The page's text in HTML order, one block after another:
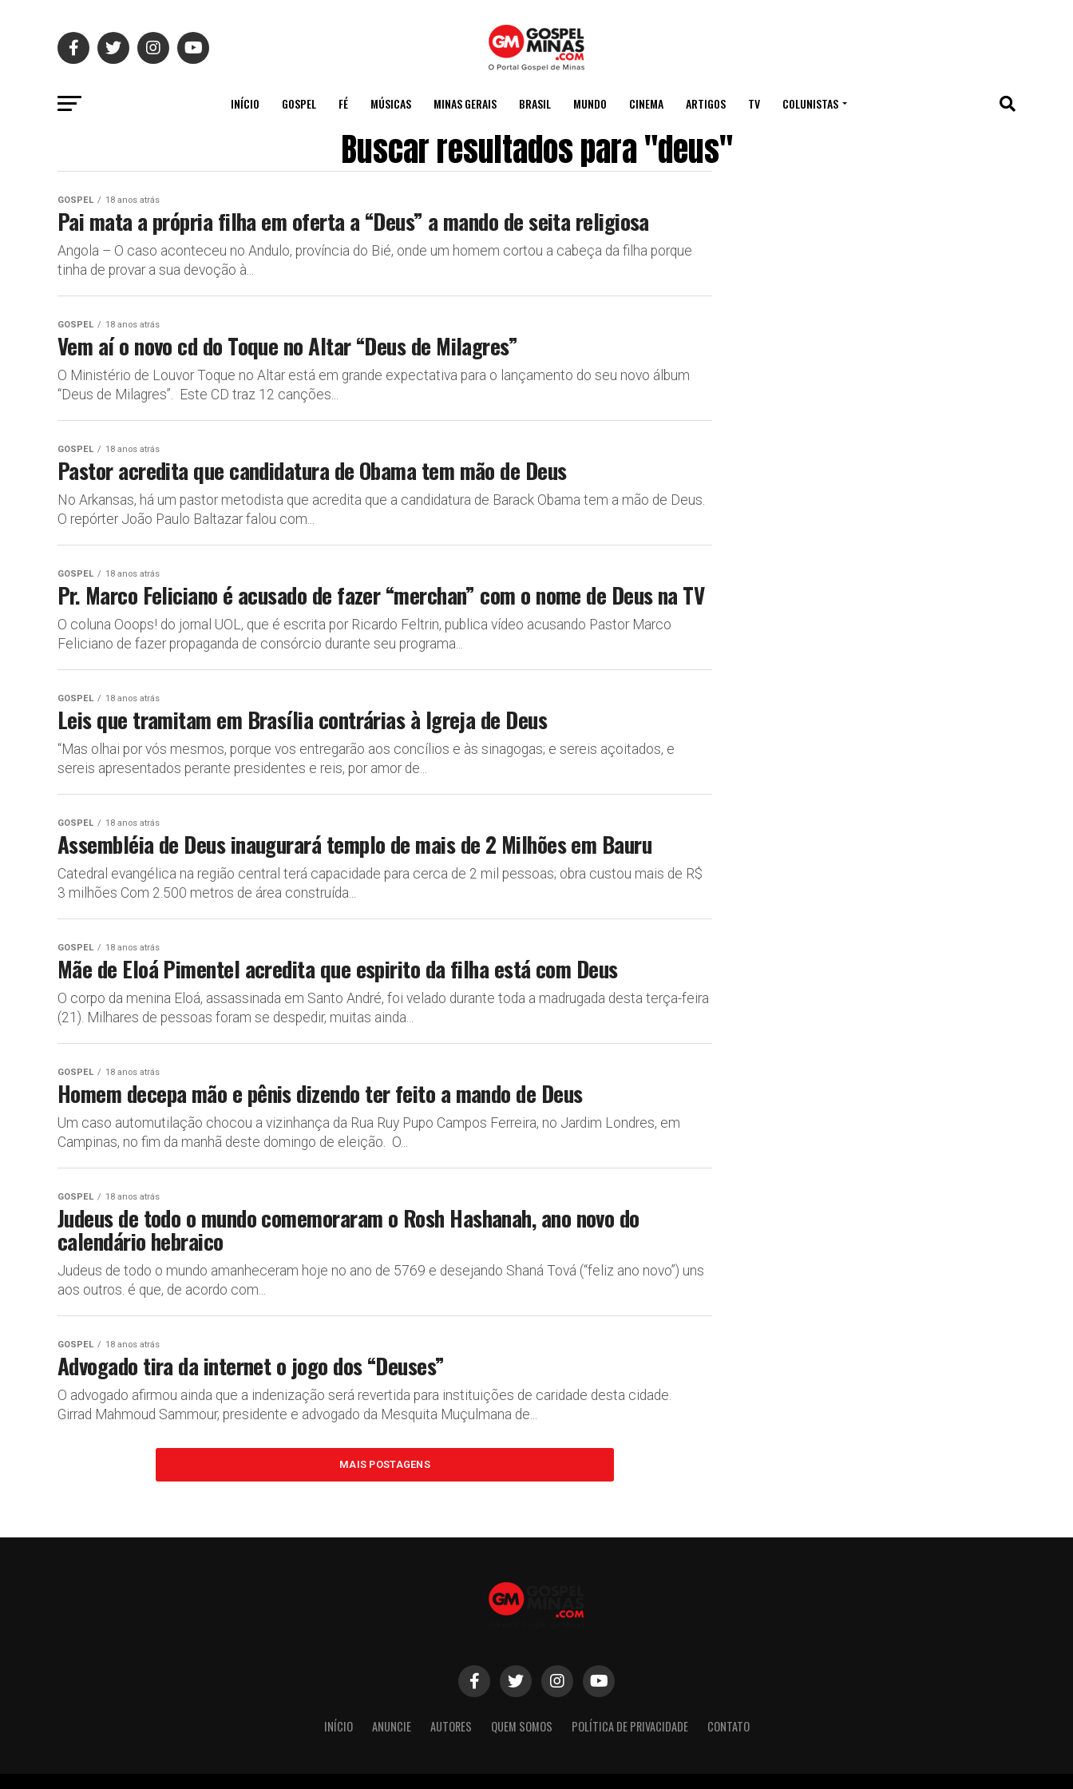
INÍCIO GOSPEL FÉ MÚSICAS MINAS GERAIS BRASIL MUNDO CINEMA ARTIGOS TV COLUNISTAS
Buscar resultados para "deus"
GOSPEL 18 anos atrás
Pai mata a própria filha em oferta a “Deus” a mando de seita religiosa
Angola – O caso aconteceu no Andulo, província do Bié, onde um homem cortou a cabeça da filha porque
tinha de provar a sua devoção à...
GOSPEL 18 anos atrás
Vem aí o novo cd do Toque no Altar “Deus de Milagres”
O Ministério de Louvor Toque no Altar está em grande expectativa para o lançamento do seu novo álbum
“Deus de Milagres”. Este CD traz 12 canções...
GOSPEL 18 anos atrás
Pastor acredita que candidatura de Obama tem mão de Deus
No Arkansas, há um pastor metodista que acredita que a candidatura de Barack Obama tem a mão de Deus.
O repórter João Paulo Baltazar falou com...
GOSPEL 18 anos atrás
Pr. Marco Feliciano é acusado de fazer “merchan” com o nome de Deus na TV
O coluna Ooops! do jornal UOL, que é escrita por Ricardo Feltrin, publica vídeo acusando Pastor Marco
Feliciano de fazer propaganda de consórcio durante seu programa...
GOSPEL 18 anos atrás
Leis que tramitam em Brasília contrárias à Igreja de Deus
“Mas olhai por vós mesmos, porque vos entregarão aos concílios e às sinagogas; e sereis açoitados, e
sereis apresentados perante presidentes e reis, por amor de...
GOSPEL 18 anos atrás
Assembléia de Deus inaugurará templo de mais de 2 Milhões em Bauru
Catedral evangélica na região central terá capacidade para cerca de 2 mil pessoas; obra custou mais de R$
3 milhões Com 2.500 metros de área construída...
GOSPEL 18 anos atrás
Mãe de Eloá Pimentel acredita que espirito da filha está com Deus
O corpo da menina Eloá, assassinada em Santo André, foi velado durante toda a madrugada desta terça-feira
(21). Milhares de pessoas foram se despedir, muitas ainda...
GOSPEL 18 anos atrás
Homem decepa mão e pênis dizendo ter feito a mando de Deus
Um caso automutilação chocou a vizinhança da Rua Ruy Pupo Campos Ferreira, no Jardim Londres, em
Campinas, no fim da manhã deste domingo de eleição. O...
GOSPEL 18 anos atrás
Judeus de todo o mundo comemoraram o Rosh Hashanah, ano novo do
calendário hebraico
Judeus de todo o mundo amanheceram hoje no ano de 5769 e desejando Shaná Tová (“feliz ano novo”) uns
aos outros. é que, de acordo com...
GOSPEL 18 anos atrás
Advogado tira da internet o jogo dos “Deuses”
O advogado afirmou ainda que a indenização será revertida para instituições de caridade desta cidade.
Girrad Mahmoud Sammour, presidente e advogado da Mesquita Muçulmana de...
MAIS POSTAGENS
INÍCIO ANUNCIE AUTORES QUEM SOMOS POLÍTICA DE PRIVACIDADE CONTATO